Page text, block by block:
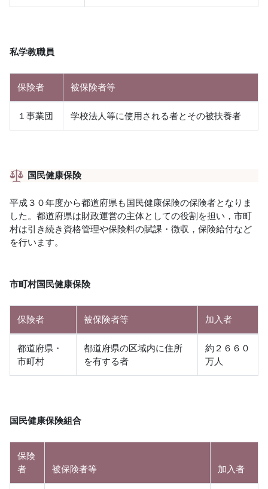
私学教職員
保険者 被保険者等
１事業団 学校法人等に使用される者とその被扶養者
国民健康保険
平成３０年度から都道府県も国民健康保険の保険者となりま
した。都道府県は財政運営の主体としての役割を担い，市町
村は引き続き資格管理や保険料の賦課・徴収，保険給付など
を行います。
市町村国民健康保険
保険者 被保険者等 加入者
都道府県・
市町村
都道府県の区域内に住所
を有する者
約２６６０
万人
国民健康保険組合
保険
者
被保険者等 加入者